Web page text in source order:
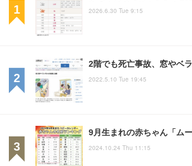
2026.6.30 Tue 9:15
2階でも死亡事故、窓やベ
2022.5.10 Tue 19:45
9月生まれの赤ちゃん「ム
2024.10.24 Thu 11:15